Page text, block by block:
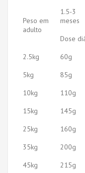
Peso em
adulto
1.5-3
meses
Dose
2.5kg
60g
5kg
85g
10kg
110g
15kg
145g
25kg
160g
35kg
200g
45kg
215g